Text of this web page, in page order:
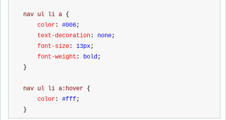
nav ul li a {
    color
: #006;
    text-decoration
: none;
    font-size
: 13px;
    font-weight
: bold;
}
nav ul li a:hover {
    color
: #fff;
}